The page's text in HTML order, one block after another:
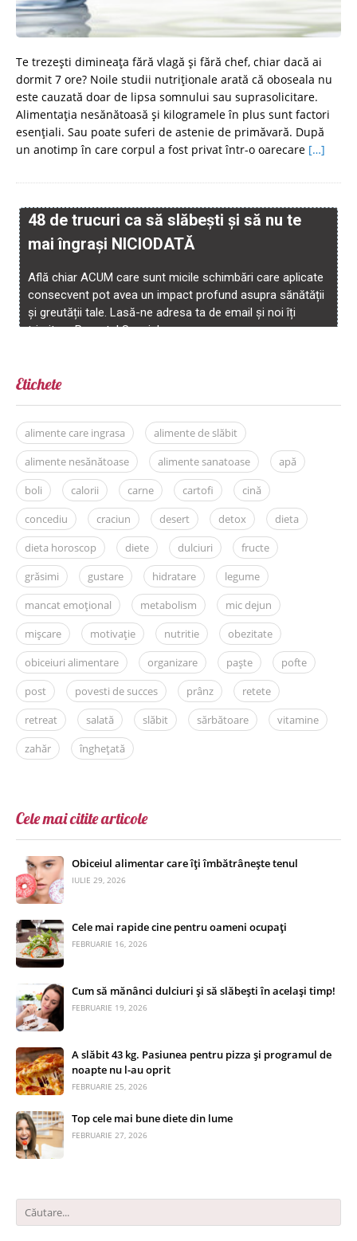
Te trezeşti dimineaţa fără vlagă şi fără chef, chiar dacă ai
dormit 7 ore? Noile studii nutriționale arată că oboseala nu
este cauzată doar de lipsa somnului sau suprasolicitare.
Alimentația nesănătoasă și kilogramele în plus sunt factori
esențiali. Sau poate suferi de astenie de primăvară. După
un anotimp în care corpul a fost privat într-o oarecare […]
Etichete
alimente care ingrasa
alimente de slăbit
alimente nesănătoase
alimente sanatoase
apă
boli
calorii carne cartofi
cină
concediu
craciun desert detox
dieta
dieta horoscop
diete dulciuri
fructe
grăsimi
gustare hidratare
legume
mancat emoțional
metabolism
mic dejun
mișcare
motivație nutritie
obezitate
obiceiuri alimentare
organizare paște
pofte
post
povesti de succes prânz
retete
retreat
salată slăbit sărbătoare
vitamine
zahăr
înghețată
Cele mai citite articole
Obiceiul alimentar care îți îmbătrânește tenul
IULIE 29, 2026
Cele mai rapide cine pentru oameni ocupați
FEBRUARIE 16, 2026
Cum să mănânci dulciuri și să slăbești în același timp!
FEBRUARIE 19, 2026
A slăbit 43 kg. Pasiunea pentru pizza și programul de
noapte nu l-au oprit
FEBRUARIE 25, 2026
Top cele mai bune diete din lume
FEBRUARIE 27, 2026